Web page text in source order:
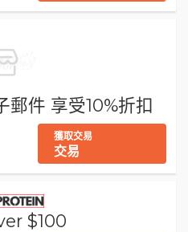
件 享受10%折扣
獲取交易
交易
$100